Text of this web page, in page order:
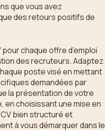
que vous avez
des retours positifs de
chaque offre d’emploi
des recruteurs. Adaptez
poste visé en mettant
demandées par
la présentation de votre
en choisissant une mise en
bien structuré et
à vous démarquer dans le